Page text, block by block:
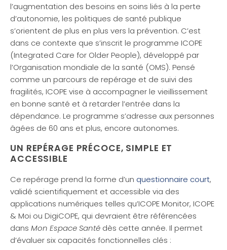
l’augmentation des besoins en soins liés à la perte
d’autonomie, les politiques de santé publique
s’orientent de plus en plus vers la prévention. C’est
dans ce contexte que s’inscrit le programme ICOPE
(Integrated Care for Older People), développé par
l’Organisation mondiale de la santé (OMS). Pensé
comme un parcours de repérage et de suivi des
fragilités, ICOPE vise à accompagner le vieillissement
en bonne santé et à retarder l’entrée dans la
dépendance. Le programme s’adresse aux personnes
âgées de 60 ans et plus, encore autonomes.
UN REPÉRAGE PRÉCOCE, SIMPLE ET
ACCESSIBLE
Ce repérage prend la forme d’un questionnaire court,
validé scientifiquement et accessible via des
applications numériques telles qu’ICOPE Monitor, ICOPE
& Moi ou DigiCOPE, qui devraient être référencées
dans Mon Espace Santé dès cette année. Il permet
d’évaluer six capacités fonctionnelles clés :